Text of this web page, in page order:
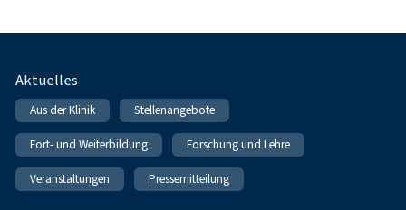
Fußnavigation
Aktuelles
Aus der Klinik Stellenangebote
Fort- und Weiterbildung Forschung und Lehre
Veranstaltungen Pressemitteilung